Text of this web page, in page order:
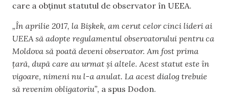
care a obținut statutul de observator în UEEA.
„În aprilie 2017, la Bișkek, am cerut celor cinci lideri ai
UEEA să adopte regulamentul observatorului pentru ca
Moldova să poată deveni observator. Am fost prima
țară, după care au urmat și altele. Acest statut este în
vigoare, nimeni nu l-a anulat. La acest dialog trebuie
să revenim obligatoriu”, a spus Dodon.